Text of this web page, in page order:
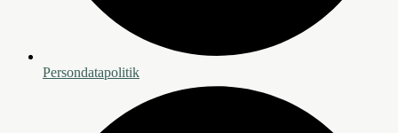
Persondatapolitik